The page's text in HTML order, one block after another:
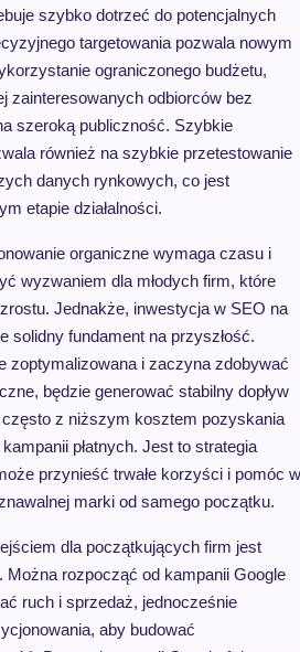
szybko dotrzeć do potencjalnych
targetowania pozwala nowym
ograniczonego budżetu,
zainteresowanych odbiorców bez
szeroką publiczność. Szybkie
również na szybkie przetestowanie
danych rynkowych, co jest
etapie działalności.
organiczne wymaga czasu i
wyzwaniem dla młodych firm, które
Jednakże, inwestycja w SEO na
solidny fundament na przyszłość.
zoptymalizowana i zaczyna zdobywać
będzie generować stabilny dopływ
często z niższym kosztem pozyskania
płatnych. Jest to strategia
przynieść trwałe korzyści i pomóc w
marki od samego początku.
dla początkujących firm jest
Można rozpocząć od kampanii Google
ruch i sprzedaż, jednocześnie
aby budować